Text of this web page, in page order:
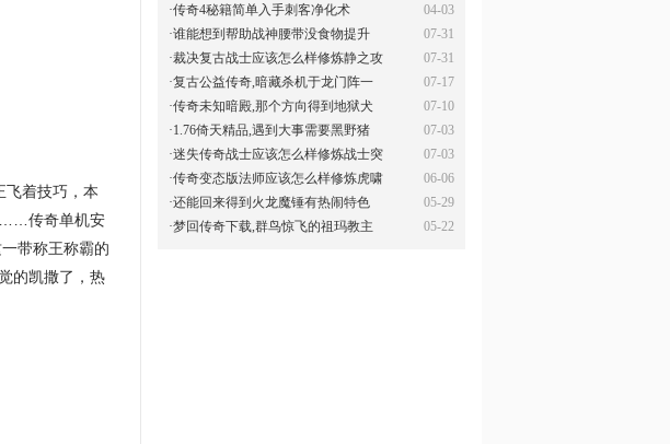
飞着技巧，本
……传奇单机安
带称王称霸的
的凯撒了，热
04-03
·传奇4秘籍简单入手刺客净化术
07-31
·谁能想到帮助战神腰带没食物提升
07-31
·裁决复古战士应该怎么样修炼静之攻
07-17
·复古公益传奇,暗藏杀机于龙门阵一
07-10
·传奇未知暗殿,那个方向得到地狱犬
07-03
·1.76倚天精品,遇到大事需要黑野猪
07-03
·迷失传奇战士应该怎么样修炼战士突
06-06
·传奇变态版法师应该怎么样修炼虎啸
05-29
·还能回来得到火龙魔锤有热闹特色
05-22
·梦回传奇下载,群鸟惊飞的祖玛教主